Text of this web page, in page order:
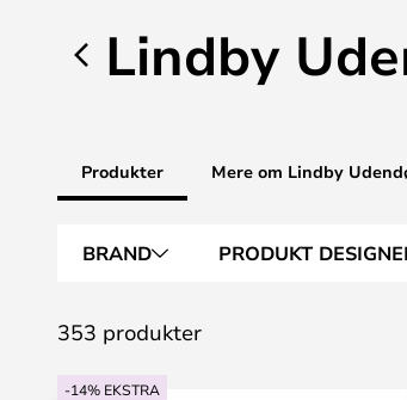
Lindby
Produkter Mere om Lindby
BRAND PRODUKT
353 produkter
-14% EKSTRA